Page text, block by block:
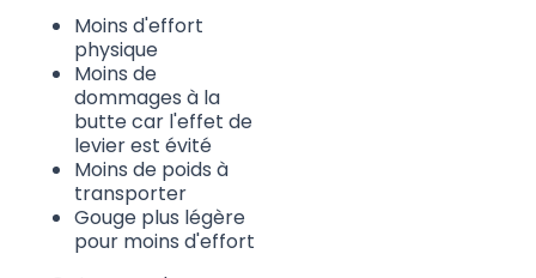
Moins d'effort
physique
Moins de
dommages à la
butte car l'effet de
levier est évité
Moins de poids à
transporter
Gouge plus légère
pour moins d'effort